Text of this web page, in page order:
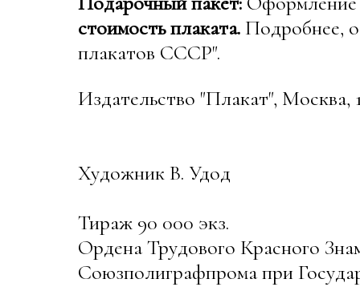
стоимость плаката. Подробнее,
плакатов СССР".
Издательство "Плакат", Москва,
Художник В. Удод
Тираж 90 000 экз.
Ордена Трудового Красного
Союзполиграфпрома при